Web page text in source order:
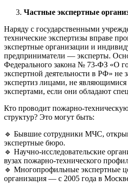
Частные экспертные
Наряду с государственными
технические экспертизы вправе
экспертные организации и
предприниматели — эксперты.
Федерального закона № 73-ФЗ «О
экспертной деятельности в РФ» не
экспертиз лицами, не являющимися
экспертами, если они обладают
Кто проводит пожарно-
структур? Это могут быть:
🔹 Бывшие сотрудники МЧС,
экспертные бюро.
🔹 Научно-исследовательские
вузах пожарно-технического
🔹 Многопрофильные экспертные
организация — с 2005 года в